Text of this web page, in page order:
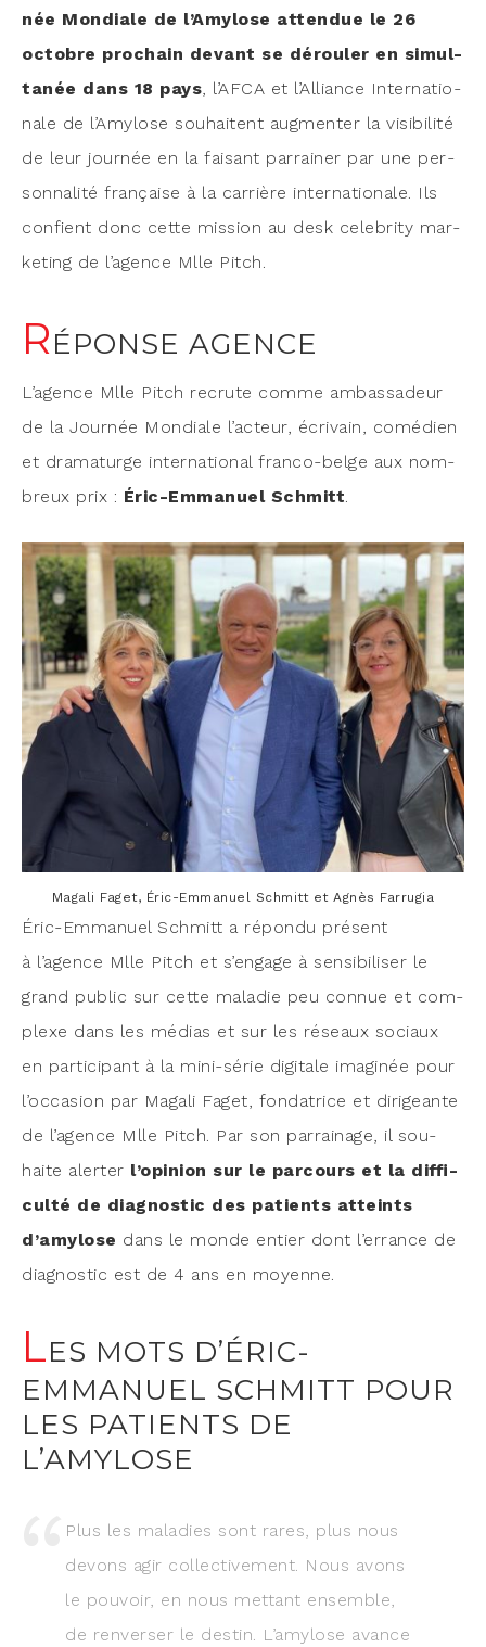
née Mon­diale de l’Amylose atten­due le 26
octobre pro­chain devant se dérou­ler en simul­
ta­née dans 18 pays, l’AFCA et l’Alliance Inter­na­tio­
nale de l’Amylose sou­haitent aug­men­ter la visi­bi­li­té
de leur jour­née en la fai­sant par­rai­ner par une per­
son­na­li­té fran­çaise à la car­rière inter­na­tio­nale. Ils
confient donc cette mis­sion au desk cele­bri­ty mar­
ke­ting de l’agence Mlle Pitch.
RÉPONSE AGENCE
L’agence Mlle Pitch recrute comme ambas­sa­deur
de la Jour­née Mon­diale l’acteur, écri­vain, comé­dien
et dra­ma­turge inter­na­tio­nal fran­co-belge aux nom­
breux prix : Éric-Emma­nuel Schmitt.
Maga­li Faget, Éric-Emma­nuel Schmitt et Agnès Farrugia
Éric-Emma­nuel Schmitt a répon­du pré­sent
à l’agence Mlle Pitch et s’engage à sen­si­bi­li­ser le
grand public sur cette mala­die peu connue et com­
plexe dans les médias et sur les réseaux sociaux
en par­ti­ci­pant à la mini-série digi­tale ima­gi­née pour
l’occasion par Maga­li Faget, fon­da­trice et diri­geante
de l’agence Mlle Pitch. Par son par­rai­nage, il sou­
haite aler­ter l’opinion sur le par­cours et la dif­fi­
cul­té de diag­nos­tic des patients atteints
d’amylose dans le monde entier dont l’errance de
diag­nos­tic est de 4 ans en moyenne.
LES MOTS D’ÉRIC-
EMMANUEL SCHMITT POUR
LES PATIENTS DE
L’AMYLOSE
Plus les mala­dies sont rares, plus nous
devons agir col­lec­ti­ve­ment. Nous avons
le pou­voir, en nous met­tant ensemble,
de ren­ver­ser le des­tin. L’amylose avance